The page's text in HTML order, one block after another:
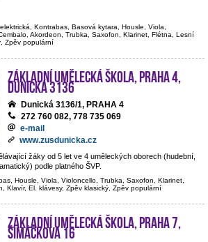
Kontrabas, Basová kytara, Housle, Viola,
Akordeon, Trubka, Saxofon, Klarinet, Flétna, Lesní
Zpěv populární
Základní umělecká škola, Praha 4,
Dunická 3136
Dunická 3136/1, PRAHA 4
272 760 082, 778 735 069
e-mail
www.zusdunicka.cz
žáky od 5 let ve 4 uměleckých oborech (hudební,
podle platného ŠVP.
Housle, Viola, Violoncello, Trubka, Saxofon, Klarinet,
Klavír, El. klávesy, Zpěv klasický, Zpěv populární
Základní umělecká škola, Praha 7,
Šimáčkova 16